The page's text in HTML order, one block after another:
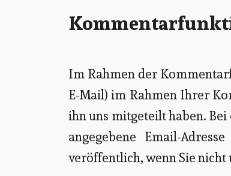
Im Rahmen der
E-Mail) im Rahmen Ihrer
ihn uns mitgeteilt haben.
angegebene Email-
veröffentlich, wenn Sie